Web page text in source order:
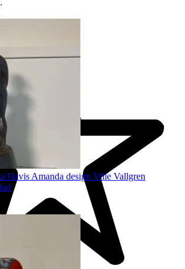
.
Havis Amanda design Ville Vallgren